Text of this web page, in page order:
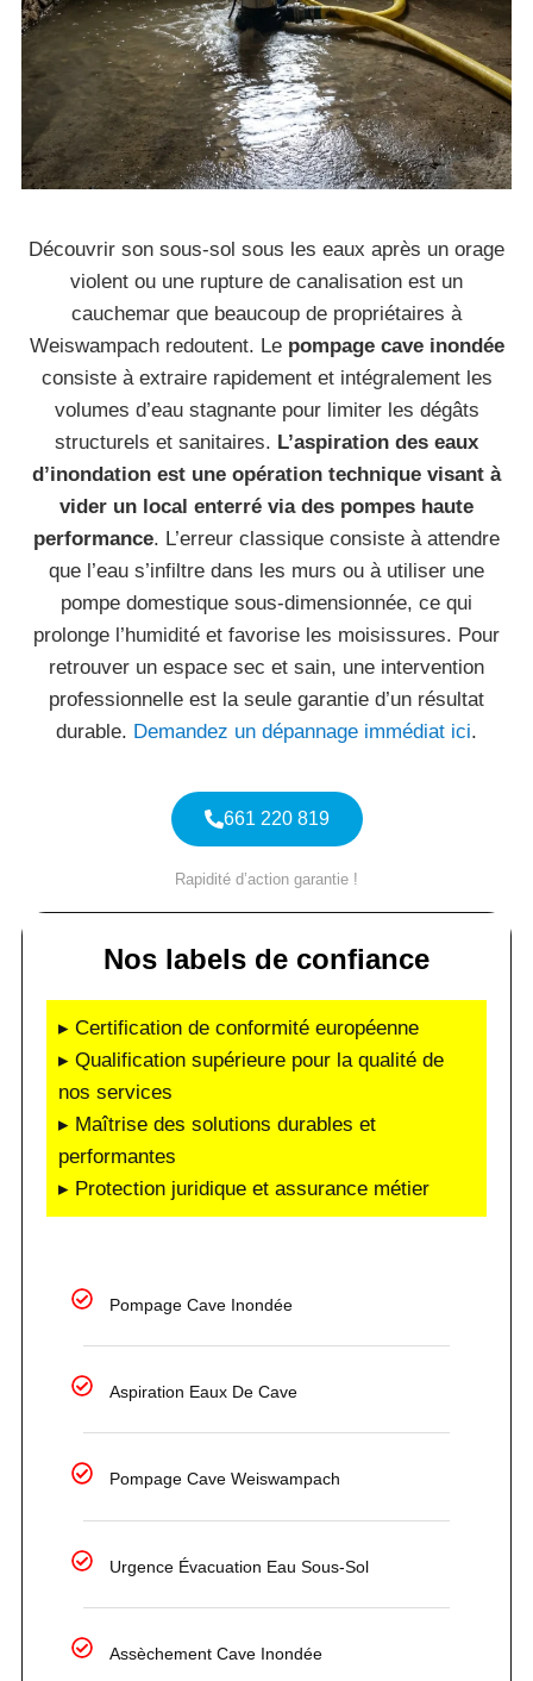
Découvrir son sous-sol sous les eaux après un orage
violent ou une rupture de canalisation est un
cauchemar que beaucoup de propriétaires à
Weiswampach redoutent. Le pompage cave inondée
consiste à extraire rapidement et intégralement les
volumes d’eau stagnante pour limiter les dégâts
structurels et sanitaires. L’aspiration des eaux
d’inondation est une opération technique visant à
vider un local enterré via des pompes haute
performance. L’erreur classique consiste à attendre
que l’eau s’infiltre dans les murs ou à utiliser une
pompe domestique sous-dimensionnée, ce qui
prolonge l’humidité et favorise les moisissures. Pour
retrouver un espace sec et sain, une intervention
professionnelle est la seule garantie d’un résultat
durable. Demandez un dépannage immédiat ici.
661 220 819
Rapidité d’action garantie !
Nos labels de confiance
▸ Certification de conformité européenne
▸ Qualification supérieure pour la qualité de
nos services
▸ Maîtrise des solutions durables et
performantes
▸ Protection juridique et assurance métier
Pompage Cave Inondée
Aspiration Eaux De Cave
Pompage Cave Weiswampach
Urgence Évacuation Eau Sous-Sol
Assèchement Cave Inondée